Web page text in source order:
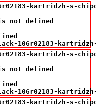
kartridzh-s-
not defined
106r02183-
kartridzh-s-
not defined
106r02183-
kartridzh-s-